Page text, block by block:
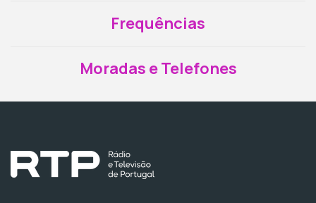
Frequências
Moradas e Telefones